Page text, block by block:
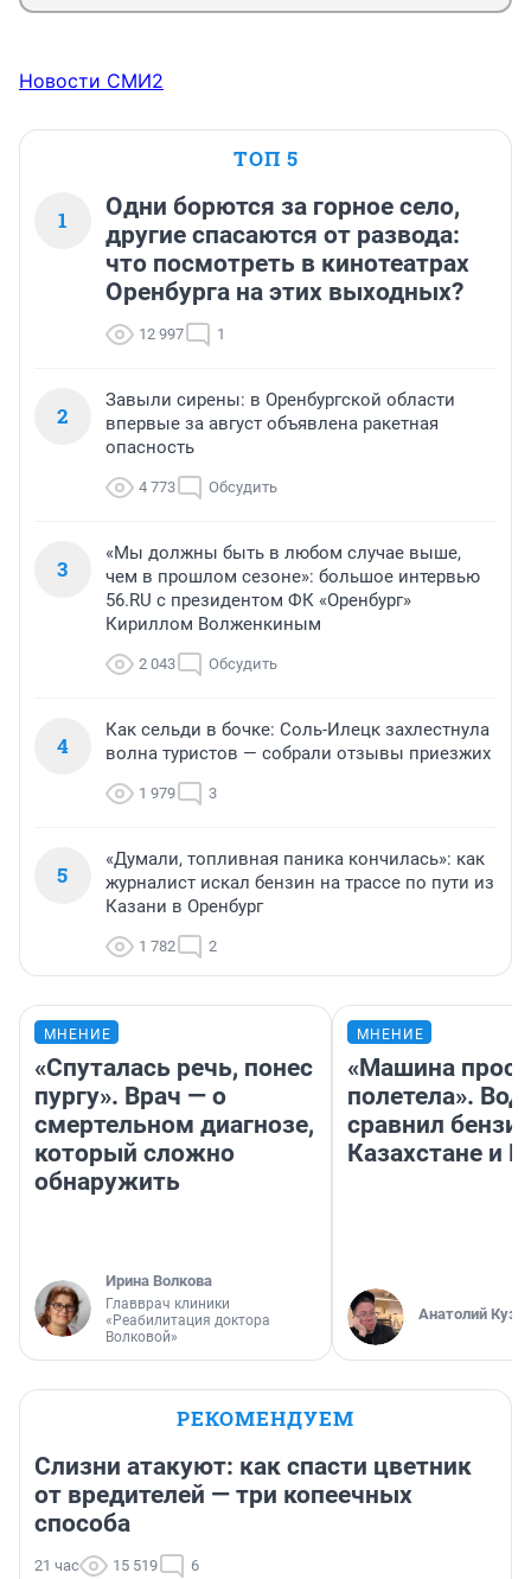
Новости СМИ2
ТОП 5
1
Одни борются за горное село,
другие спасаются от развода:
что посмотреть в кинотеатрах
Оренбурга на этих выходных?
12 997 1
2
Завыли сирены: в Оренбургской области
впервые за август объявлена ракетная
опасность
4 773 Обсудить
3
«Мы должны быть в любом случае выше,
чем в прошлом сезоне»: большое интервью
56.RU с президентом ФК «Оренбург»
Кириллом Волженкиным
2 043 Обсудить
4
Как сельди в бочке: Соль-Илецк захлестнула
волна туристов — собрали отзывы приезжих
1 979 3
5
«Думали, топливная паника кончилась»: как
журналист искал бензин на трассе по пути из
Казани в Оренбург
1 782 2
МНЕНИЕ
«Спуталась речь, понес
пургу». Врач — о
смертельном диагнозе,
который сложно
обнаружить
Ирина Волкова
Главврач клиники
«Реабилитация доктора
Волковой»
МНЕНИЕ
«Машина
полетела».
сравнил
Казахстане и
Анатолий
РЕКОМЕНДУЕМ
Слизни атакуют: как спасти цветник
от вредителей — три копеечных
способа
21 час 15 519 6